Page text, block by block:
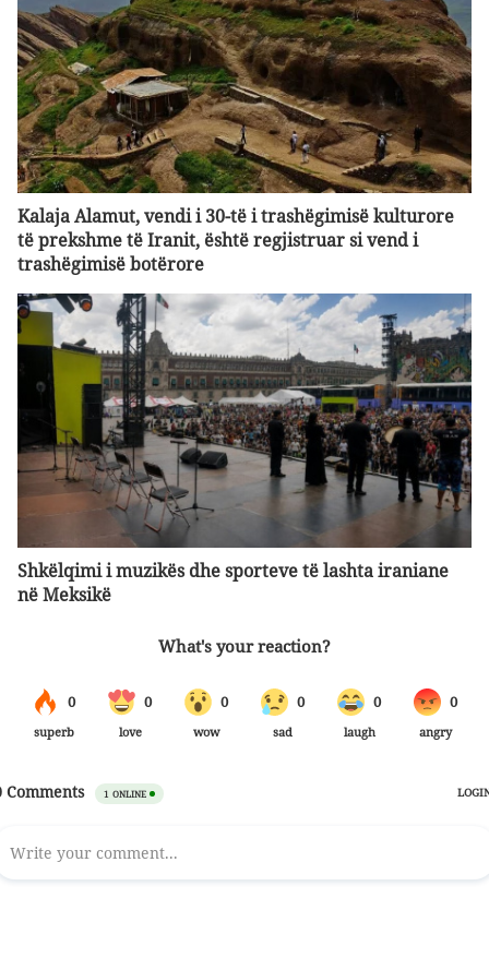
Kalaja Alamut, vendi i 30-të i trashëgimisë kulturore
të prekshme të Iranit, është regjistruar si vend i
trashëgimisë botërore
Shkëlqimi i muzikës dhe sporteve të lashta iraniane
në Meksikë